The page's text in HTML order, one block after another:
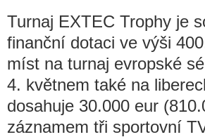
Turnaj EXTEC Trophy je
finanční dotaci ve výši
míst na turnaj evropské
4. květnem také na
dosahuje 30.000 eur
záznamem tři sportovní